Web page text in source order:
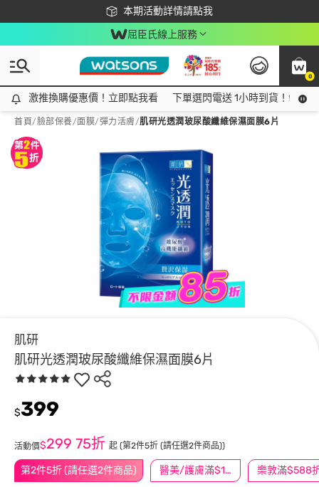
本期活動詳情請點我
下載app最高回饋$350
屈臣氏線上服務
0
激推換購優惠價！立即點我看
激推換購優惠價！立即點我看 下單選閃電送 1小時到貨！領神
首頁/臉部保養/面膜/彈力活膚/肌研光透潤玻尿酸纖維保濕面膜6片
肌研
肌研光透潤玻尿酸纖維保濕面膜6片
第2件5折 (請任選2件商品) 醫美/護膚滿$1200送$200
$399
活動價$299 75折 起 (第2件5折 (請任選2件商品))